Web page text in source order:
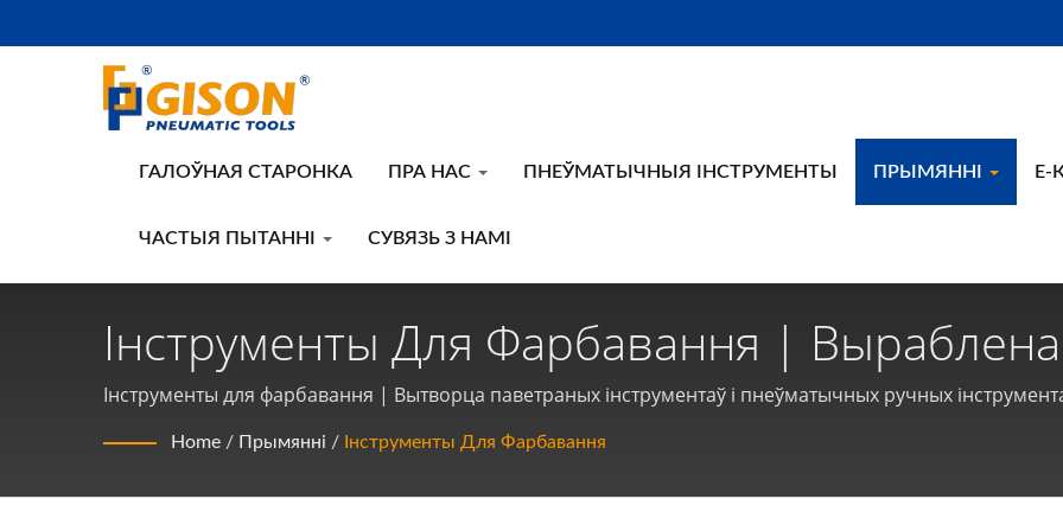
ГАЛОЎНАЯ СТАРОНКА ПРА НАС ПНЕЎМАТЫЧНЫЯ ІНСТРУМЕНТЫ ПРЫМЯННІ E-
ЧАСТЫЯ ПЫТАННІ СУВЯЗЬ З НАМІ
Інструменты Для Фарбавання |
Вытворца Паветраных Інструментаў І
Інструментаў | Gison
Інструменты для фарбавання | Вытворца паветраных інструментаў і пнеўматычных ручных
Home / Прымянні / Інструменты Для Фарбавання